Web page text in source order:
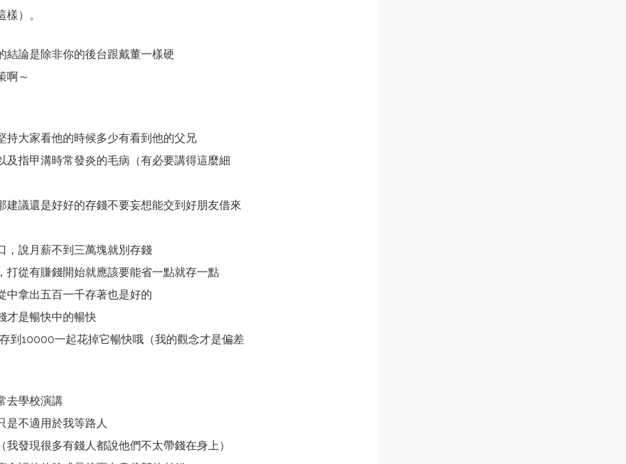
）。
結論是除非你的後台跟戴董一樣硬
啊～
持大家看他的時候多少有看到他的父兄
及指甲溝時常發炎的毛病（有必要講得這麼細
建議還是好好的存錢不要妄想能交到好朋友借來
，說月薪不到三萬塊就別存錢
打從有賺錢開始就應該要能省一點就存一點
中拿出五百一千存著也是好的
才是暢快中的暢快
到10000一起花掉它暢快哦（我的觀念才是偏差
去學校演講
是不適用於我等路人
發現很多有錢人都說他們不太帶錢在身上）